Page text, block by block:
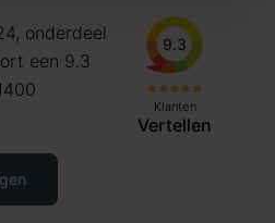
onderdeel
een 9.3
9.3
Klanten
Vertellen